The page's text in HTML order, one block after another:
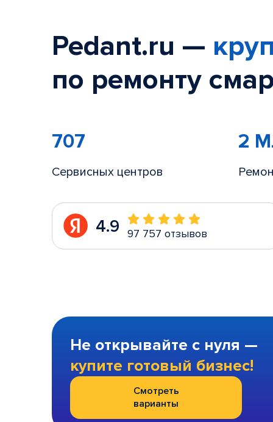
Pedant.ru —
по ремонту
707
Сервисных центров
2
4.9 97 757 отзывов
Не открывайте с нуля —
купите готовый бизнес!
Смотреть
варианты